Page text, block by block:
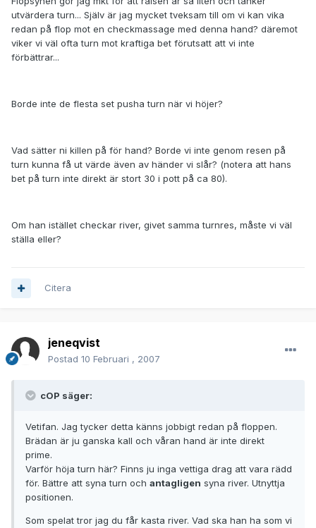
utvärdera turn... Själv är jag mycket tveksam till om vi kan vika
redan på flop mot en checkmassage med denna hand? däremot
viker vi väl ofta turn mot kraftiga bet förutsatt att vi inte
förbättrar...
Borde inte de flesta set pusha turn när vi höjer?
Vad sätter ni killen på för hand? Borde vi inte genom resen på
turn kunna få ut värde även av händer vi slår? (notera att hans
bet på turn inte direkt är stort 30 i pott på ca 80).
Om han istället checkar river, givet samma turnres, måste vi väl
ställa eller?
Citera
jeneqvist
Postad 10 Februari , 2007
cOP säger:
Vetifan. Jag tycker detta känns jobbigt redan på floppen.
Brädan är ju ganska kall och våran hand är inte direkt
prime.
Varför höja turn här? Finns ju inga vettiga drag att vara rädd
för. Bättre att syna turn och antagligen syna river. Utnyttja
positionen.
Som spelat tror jag du får kasta river. Vad ska han ha som vi